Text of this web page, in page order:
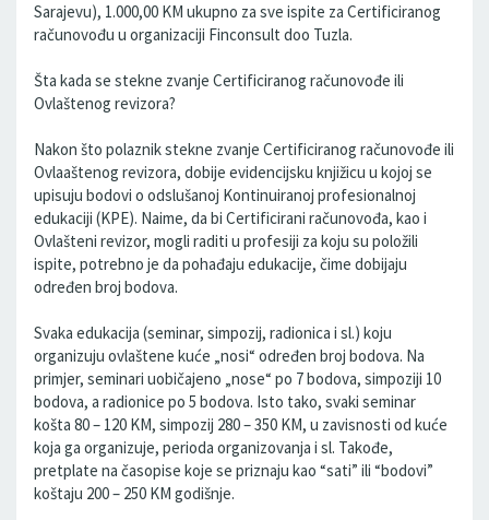
Sarajevu), 1.000,00 KM ukupno za sve ispite za Certificiranog
računovođu u organizaciji Finconsult doo Tuzla.
Šta kada se stekne zvanje Certificiranog računovođe ili
Ovlaštenog revizora?
Nakon što polaznik stekne zvanje Certificiranog računovođe ili
Ovlaaštenog revizora, dobije evidencijsku knjižicu u kojoj se
upisuju bodovi o odslušanoj Kontinuiranoj profesionalnoj
edukaciji (KPE). Naime, da bi Certificirani računovođa, kao i
Ovlašteni revizor, mogli raditi u profesiji za koju su položili
ispite, potrebno je da pohađaju edukacije, čime dobijaju
određen broj bodova.
Svaka edukacija (seminar, simpozij, radionica i sl.) koju
organizuju ovlaštene kuće „nosi“ određen broj bodova. Na
primjer, seminari uobičajeno „nose“ po 7 bodova, simpoziji 10
bodova, a radionice po 5 bodova. Isto tako, svaki seminar
košta 80 – 120 KM, simpozij 280 – 350 KM, u zavisnosti od kuće
koja ga organizuje, perioda organizovanja i sl. Takođe,
pretplate na časopise koje se priznaju kao “sati” ili “bodovi”
koštaju 200 – 250 KM godišnje.